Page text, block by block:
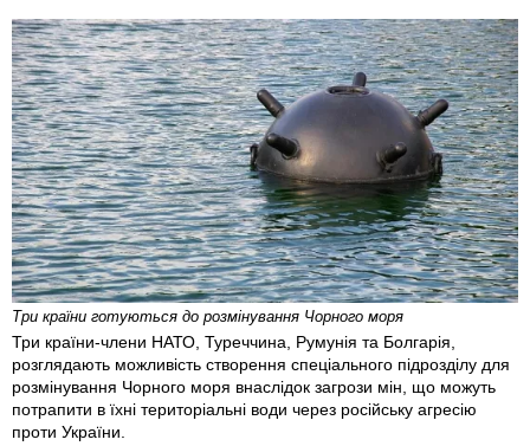
Три країни готуються до розмінування Чорного моря
Три країни-члени НАТО, Туреччина, Румунія та Болгарія,
розглядають можливість створення спеціального підрозділу для
розмінування Чорного моря внаслідок загрози мін, що можуть
потрапити в їхні територіальні води через російську агресію
проти України.